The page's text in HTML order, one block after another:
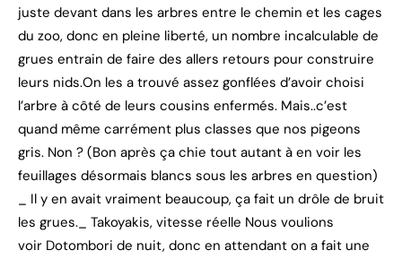
juste devant dans les arbres entre le chemin et les cages
du zoo, donc en pleine liberté, un nombre incalculable de
grues entrain de faire des allers retours pour construire
leurs nids.On les a trouvé assez gonflées d’avoir choisi
l’arbre à côté de leurs cousins enfermés. Mais..c’est
quand même carrément plus classes que nos pigeons
gris. Non ? (Bon après ça chie tout autant à en voir les
feuillages désormais blancs sous les arbres en question)
_ Il y en avait vraiment beaucoup, ça fait un drôle de bruit
les grues._ Takoyakis, vitesse réelle Nous voulions
voir Dotombori de nuit, donc en attendant on a fait une